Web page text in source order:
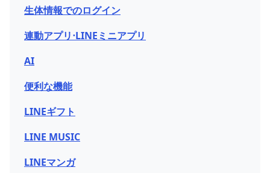
生体情報でのログイン
連動アプリ⋅LINEミニアプリ
AI
便利な機能
LINEギフト
LINE MUSIC
LINEマンガ